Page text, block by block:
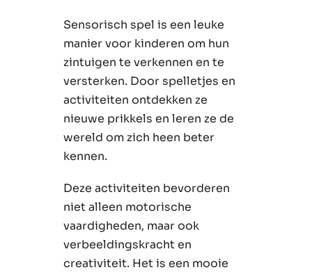
Sensorisch spel is een leuke
manier voor kinderen om hun
zintuigen te verkennen en te
versterken. Door spelletjes en
activiteiten ontdekken ze
nieuwe prikkels en leren ze de
wereld om zich heen beter
kennen.
Deze activiteiten bevorderen
niet alleen motorische
vaardigheden, maar ook
verbeeldingskracht en
creativiteit. Het is een mooie